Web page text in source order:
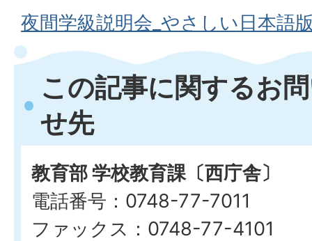
夜間学級説明会_やさしい日本語
この記事に関するお
せ先
教育部 学校教育課〔西庁舎〕
電話番号：0748-77-7011
ファックス：0748-77-4101